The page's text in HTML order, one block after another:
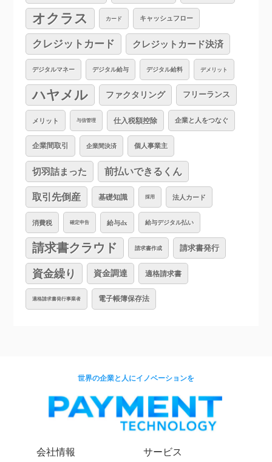
オクラス カード キャッシュフロー
クレジットカード クレジットカード決済
デジタルマネー デジタル給与 デジタル給料 デメリット
ハヤメル ファクタリング フリーランス
メリット 与信管理 仕入税額控除 企業と人をつなぐ
企業間取引 企業間決済 個人事業主
切羽詰まった 前払いできるくん
取引先倒産 基礎知識 採用 法人カード
消費税 確定申告 給与dx 給与デジタル払い
請求書クラウド 請求書作成 請求書発行
資金繰り 資金調達 適格請求書
適格請求書発行事業者 電子帳簿保存法
世界の企業と人にイノベーションを
会社情報 サービス